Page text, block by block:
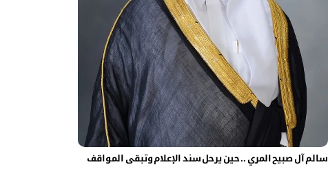
سالم آل صبيح المري .. حين يرحل سند الإعلام وتبقى المواقف